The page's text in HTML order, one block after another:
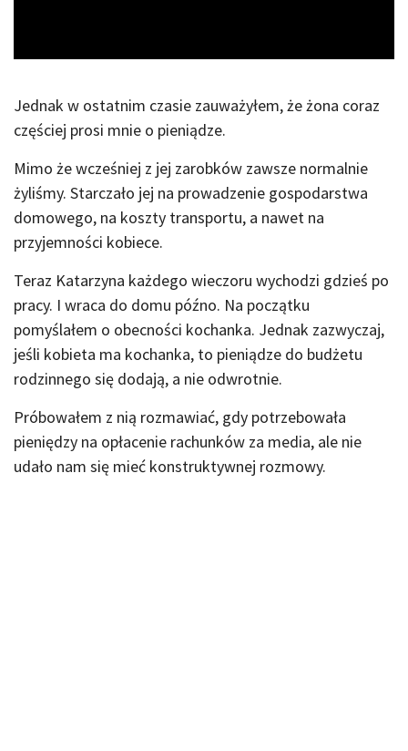
Jednak w ostatnim czasie zauważyłem, że żona coraz
częściej prosi mnie o pieniądze.
Mimo że wcześniej z jej zarobków zawsze normalnie
żyliśmy. Starczało jej na prowadzenie gospodarstwa
domowego, na koszty transportu, a nawet na
przyjemności kobiece.
Teraz Katarzyna każdego wieczoru wychodzi gdzieś po
pracy. I wraca do domu późno. Na początku
pomyślałem o obecności kochanka. Jednak zazwyczaj,
jeśli kobieta ma kochanka, to pieniądze do budżetu
rodzinnego się dodają, a nie odwrotnie.
Próbowałem z nią rozmawiać, gdy potrzebowała
pieniędzy na opłacenie rachunków za media, ale nie
udało nam się mieć konstruktywnej rozmowy.